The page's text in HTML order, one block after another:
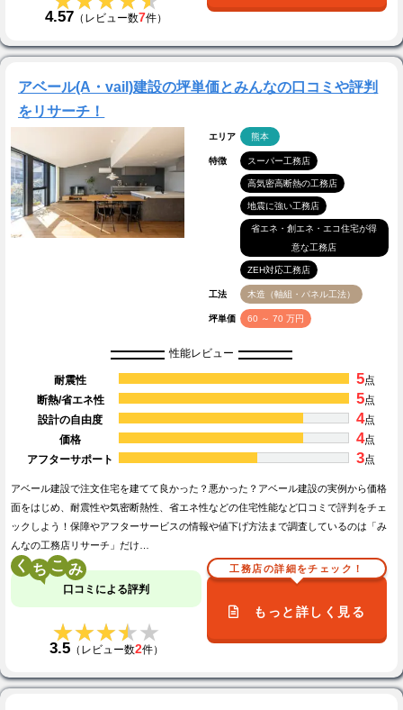
4.57 （レビュー数7件）
アベール(A・vail)建設の坪単価とみんなの口コミや評判
をリサーチ！
エリア 熊本
特徴 スーパー工務店
高気密高断熱の工務店
地震に強い工務店
省エネ・創エネ・エコ住宅が得
意な工務店
ZEH対応工務店
工法 木造（軸組・パネル工法）
坪単価 60 ～ 70 万円
性能レビュー
耐震性 5点
断熱/省エネ性
5点
設計の自由度
4点
価格
4点
アフターサポート
3点
アベール建設で注文住宅を建てて良かった？悪かった？アベール建設の実例から価格
面をはじめ、耐震性や気密断熱性、省エネ性などの住宅性能など口コミで評判をチェ
ックしよう！保障やアフターサービスの情報や値下げ方法まで調査しているのは「み
んなの工務店リサーチ」だけ…
く こ
口コミによる評判
★★★★★
★★★★★
3.5（レビュー数2件）
工務店の詳細をチェック！
もっと詳しく見る